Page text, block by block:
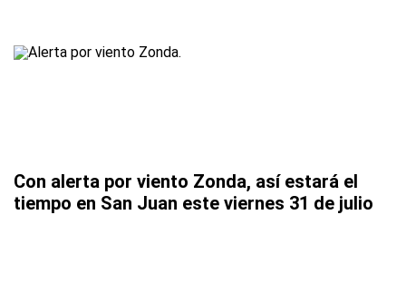
Con alerta por viento Zonda, así estará el
tiempo en San Juan este viernes 31 de julio